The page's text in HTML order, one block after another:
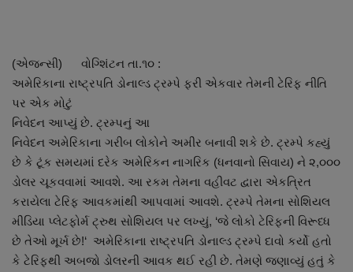
રાષ્ટ્રીય
ગુજરાત
જુનાગઢ
Support US
બજારના સમાચાર
નાણાંકીય સમાચાર
(એજન્સી) વોગ્શિંટન તા.૧૦ :
અમેરિકાના રાષ્ટ્રપતિ ડોનાલ્ડ ટ્રમ્પે ફરી એકવાર તેમની ટેરિફ નીતિ
પર એક મોટું
નિવેદન આપ્યું છે. ટ્રમ્પનું આ
નિવેદન અમેરિકાના ગરીબ લોકોને અમીર બનાવી શકે છે. ટ્રમ્પે કહ્યું
છે કે ટૂંક સમયમાં દરેક અમેરિકન નાગરિક (ધનવાનો સિવાય) ને ૨,૦૦૦
ડોલર ચૂકવવામાં આવશે. આ રકમ તેમના વહીવટ દ્વારા એકત્રિત
કરાયેલા ટેરિફ આવકમાંથી આપવામાં આવશે. ટ્રમ્પે તેમના સોશિયલ
મીડિયા પ્લેટફોર્મ ટ્રુથ સોશિયલ પર લખ્યું, ‘જે લોકો ટેરિફની વિરૂધ્ધ
છે તેઓ મૂર્ખ છે!‘ અમેરિકાના રાષ્ટ્રપતિ ડોનાલ્ડ ટ્રમ્પે દાવો કર્યો હતો
કે ટેરિફથી અબજો ડોલરની આવક થઈ રહી છે. તેમણે જણાવ્યું હતું કે